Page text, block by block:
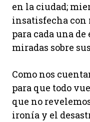
en la ciudad;
insatisfecha con
para cada una
miradas sobre
Como nos
para que todo
que no
ironía y el